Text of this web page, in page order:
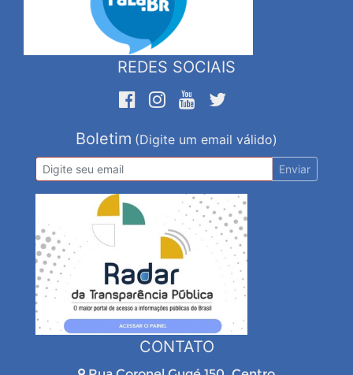
REDES SOCIAIS
Boletim (Digite um email válido)
Enviar
CONTATO